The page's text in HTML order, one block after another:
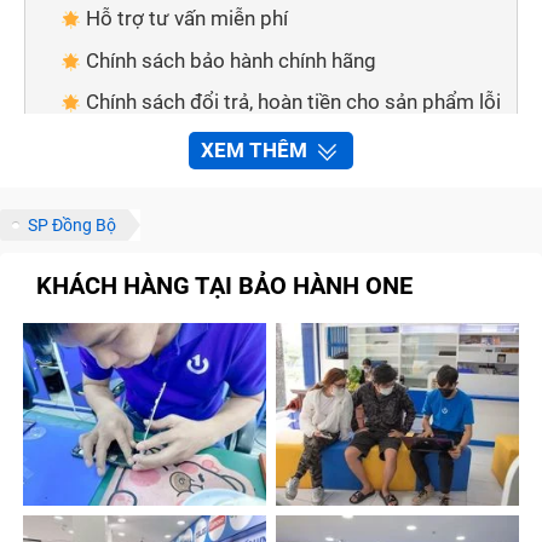
Hỗ trợ tư vấn miễn phí
Chính sách bảo hành chính hãng
Chính sách đổi trả, hoàn tiền cho sản phẩm lỗi
Đa dạng hình thức thanh toán
Cách thức để liên hệ với Trung Tâm Bảo Hành
Thông qua số điện thoại
Thông qua các kênh thông tin
Những lưu ý để sửa chữa Ipad 8Th Không Nhận
nhanh chóng tại Trung Tâm Bảo Hành One
Gọi điện để được tư vấn trước khi đến
Đặt trước lịch hẹn
Xem trước bảng báo giá
XEM THÊM
SP Đồng Bộ
KHÁCH HÀNG TẠI BẢO HÀNH ONE